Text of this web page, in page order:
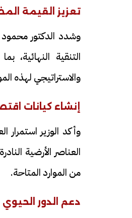
تعزيز القيمة
وشدد الدكتور
التنقية النهائية،
والاستراتيجي لهذه
إنشاء كيانات
وأكد الوزير
العناصر الأرضية
من الموارد المتاحة.
دعم الدور الحيوي
الوداع الأخير.. دفن جثامين